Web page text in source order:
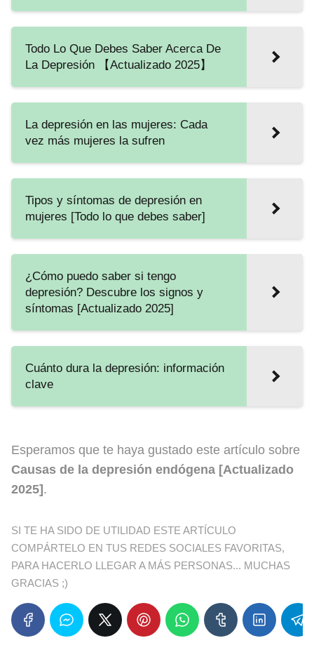
Todo Lo Que Debes Saber Acerca De
La Depresión 【Actualizado 2025】
La depresión en las mujeres: Cada
vez más mujeres la sufren
Tipos y síntomas de depresión en
mujeres [Todo lo que debes saber]
¿Cómo puedo saber si tengo
depresión? Descubre los signos y
síntomas [Actualizado 2025]
Cuánto dura la depresión: información
clave
Esperamos que te haya gustado este artículo sobre
Causas de la depresión endógena [Actualizado
2025] .
SI TE HA SIDO DE UTILIDAD ESTE ARTÍCULO
COMPÁRTELO EN TUS REDES SOCIALES FAVORITAS,
PARA HACERLO LLEGAR A MÁS PERSONAS... MUCHAS
GRACIAS ;)